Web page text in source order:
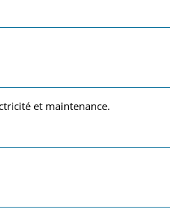
et maintenance.